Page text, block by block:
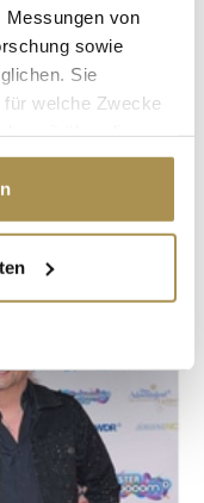
Messungen von
sowie
Sie
welche Zwecke
auf das Privacy
Lage
genau sein
identifizieren
Daten
Präferenzen im